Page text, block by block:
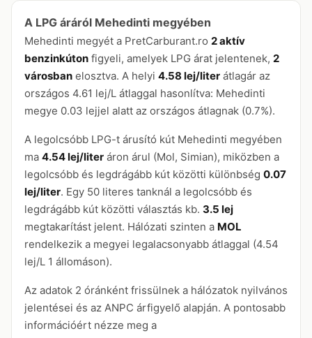
A LPG áráról Mehedinti megyében
Mehedinti megyét a PretCarburant.ro 2 aktív
benzinkúton figyeli, amelyek LPG árat jelentenek, 2
városban elosztva. A helyi 4.58 lej/liter átlagár az
országos 4.61 lej/L átlaggal hasonlítva: Mehedinti
megye 0.03 lejjel alatt az országos átlagnak (0.7%).
A legolcsóbb LPG-t árusító kút Mehedinti megyében
ma 4.54 lej/liter áron árul (Mol, Simian), miközben a
legolcsóbb és legdrágább kút közötti különbség 0.07
lej/liter. Egy 50 literes tanknál a legolcsóbb és
legdrágább kút közötti választás kb. 3.5 lej
megtakarítást jelent. Hálózati szinten a MOL
rendelkezik a megyei legalacsonyabb átlaggal (4.54
lej/L 1 állomáson).
Az adatok 2 óránként frissülnek a hálózatok nyilvános
jelentései és az ANPC árfigyelő alapján. A pontosabb
információért nézze meg a